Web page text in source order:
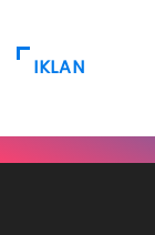
IKLAN